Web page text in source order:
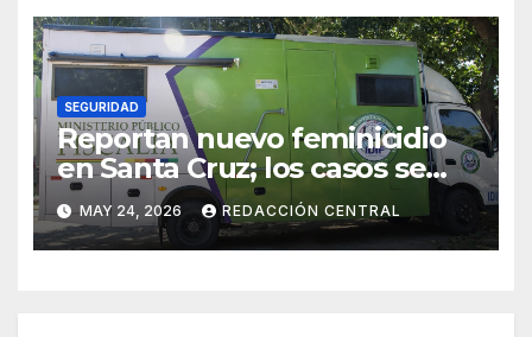
SEGURIDAD
Reportan nuevo feminicidio
en Santa Cruz; los casos se
elevan a 33 en el país
MAY 24, 2026 REDACCIÓN CENTRAL